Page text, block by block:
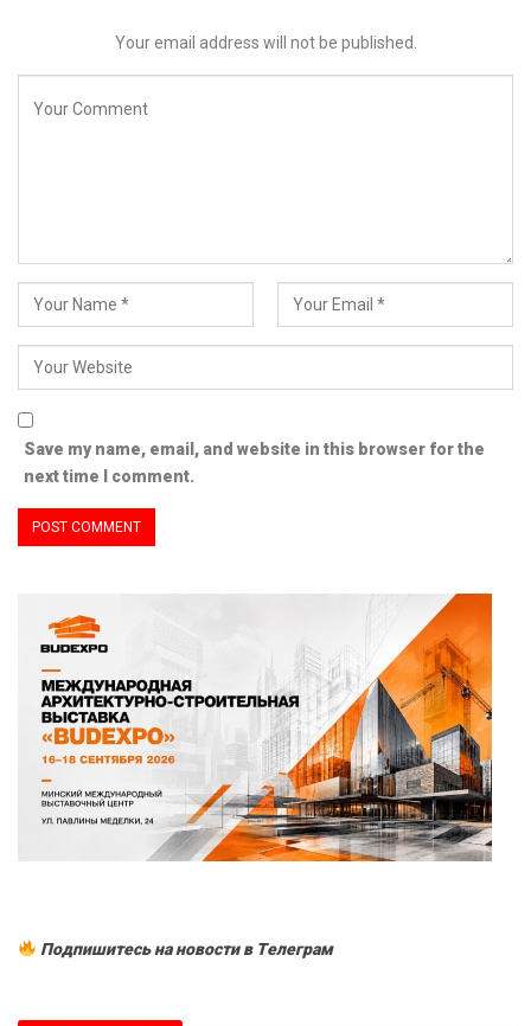
Your email address will not be published.
Save my name, email, and website in this browser for the
next time I comment.
Подпишитесь на новости в Tелеграм